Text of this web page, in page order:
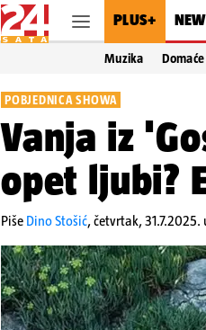
PLUS+
Muzika
POBJEDNICA SHOWA
Vanja iz
opet ljubi?
Piše Dino Stošić,četvrtak, 31.7.2025.